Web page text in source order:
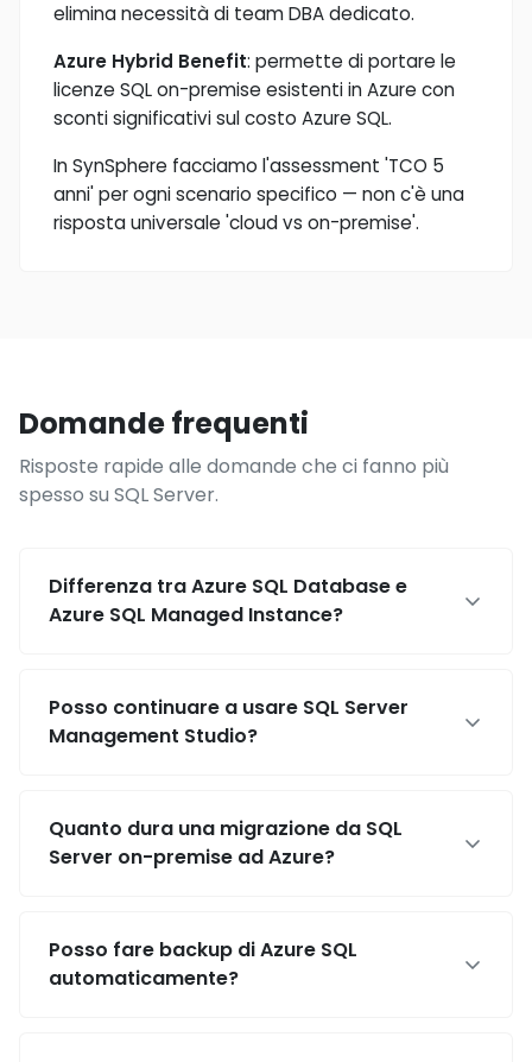
elimina necessità di team DBA dedicato.
Azure Hybrid Benefit: permette di portare le
licenze SQL on-premise esistenti in Azure con
sconti significativi sul costo Azure SQL.
In SynSphere facciamo l'assessment 'TCO 5
anni' per ogni scenario specifico — non c'è una
risposta universale 'cloud vs on-premise'.
Domande frequenti
Risposte rapide alle domande che ci fanno più
spesso su SQL Server.
Differenza tra Azure SQL Database e
Azure SQL Managed Instance?
Posso continuare a usare SQL Server
Management Studio?
Quanto dura una migrazione da SQL
Server on-premise ad Azure?
Posso fare backup di Azure SQL
automaticamente?